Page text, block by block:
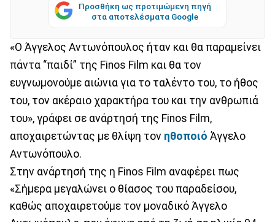
Προσθήκη ως προτιμώμενη πηγή
στα αποτελέσματα Google
«Ο Άγγελος Αντωνόπουλος ήταν και θα παραμείνει
πάντα “παιδί” της Finos Film και θα τον
ευγνωμονούμε αιώνια για το ταλέντο του, το ήθος
του, τον ακέραιο χαρακτήρα του και την ανθρωπιά
του», γράφει σε ανάρτησή της Finos Film,
αποχαιρετώντας με θλίψη τον ηθοποιό Άγγελο
Αντωνόπουλο.
Στην ανάρτησή της η Finos Film αναφέρει πως
«Σήμερα μεγαλώνει ο θίασος του παραδείσου,
καθώς αποχαιρετούμε τον μοναδικό Άγγελο